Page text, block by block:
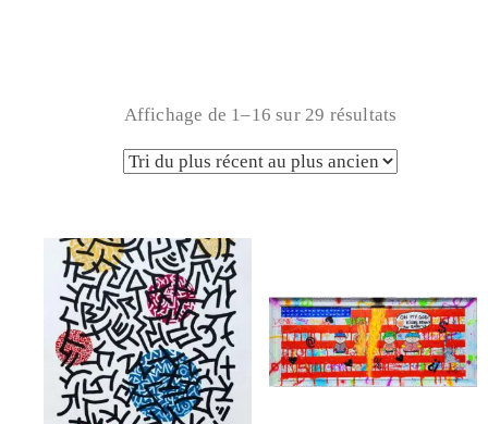
Affichage de 1–16 sur 29 résultats